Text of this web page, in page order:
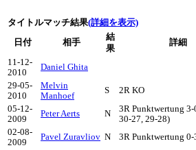
タイトルマッチ結果(詳細を表示)
日付 相手
結
果
詳細
11-12-
2010
Daniel Ghita
29-05-
2010
Melvin
Manhoef
S 2R KO
05-12-
2009
Peter Aerts N
3R Punktwertung 3-
30-27, 29-28)
02-08-
2009
Pavel Zuravliov N 3R Punktwertung 0-